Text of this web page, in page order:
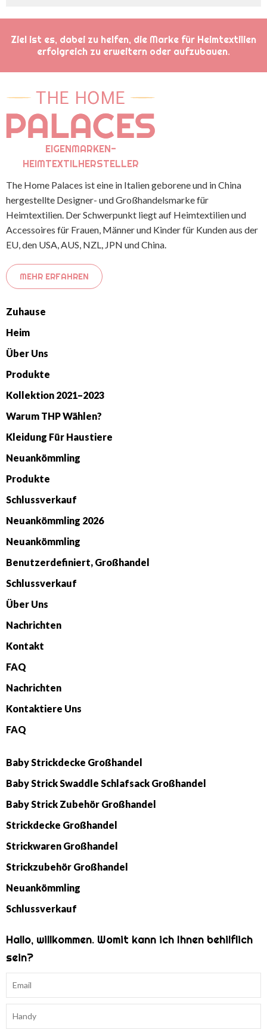
Ziel ist es, dabei zu helfen, die Marke für Heimtextilien
erfolgreich zu erweitern oder aufzubauen.
EIGENMARKEN-
HEIMTEXTILHERSTELLER
The Home Palaces ist eine in Italien geborene und in China
hergestellte Designer- und Großhandelsmarke für
Heimtextilien. Der Schwerpunkt liegt auf Heimtextilien und
Accessoires für Frauen, Männer und Kinder für Kunden aus der
EU, den USA, AUS, NZL, JPN und China.
MEHR ERFAHREN
Zuhause
Heim
Über Uns
Produkte
Kollektion 2021–2023
Warum THP Wählen?
Kleidung Für Haustiere
Neuankömmling
Produkte
Schlussverkauf
Neuankömmling 2026
Neuankömmling
Benutzerdefiniert, Großhandel
Schlussverkauf
Über Uns
Nachrichten
Kontakt
FAQ
Nachrichten
Kontaktiere Uns
FAQ
Baby Strickdecke Großhandel
Baby Strick Swaddle Schlafsack Großhandel
Baby Strick Zubehör Großhandel
Strickdecke Großhandel
Strickwaren Großhandel
Strickzubehör Großhandel
Neuankömmling
Schlussverkauf
Hallo, willkommen. Womit kann ich Ihnen behilflich
sein?